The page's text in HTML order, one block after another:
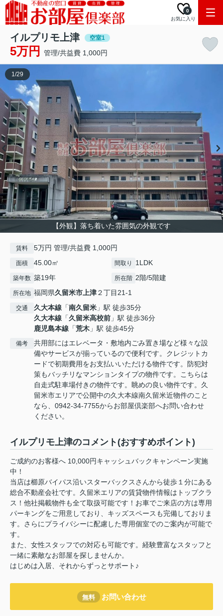
お気に入り
0
イルプリモ上津 空室1
5万円 管理/共益費 1,000円
【外観】落ち着いた雰囲気の外観です
1/29
賃料 5万円 管理/共益費 1,000円
面積 45.00㎡ 間取り 1LDK
築年数 築19年 所在階 2階/5階建
所在地 福岡県久留米市上津２丁目21-1
交通 久大本線 「南久留米 」駅 徒歩35分
久大本線 「久留米高校前 」駅 徒歩36分
鹿児島本線 「荒木 」駅 徒歩45分
備考
共用部にはエレベータ・敷地内ごみ置き場など様々な設
備やサービスが揃っているので便利です。クレジットカ
ードで初期費用をお支払いいただける物件です。防犯対
策もバッチリなマンションタイプの物件です。こちらは
自走式駐車場付きの物件です。眺めの良い物件です。久
留米市エリアで公開中の久大本線南久留米近物件のこと
なら、0942-34-7755からお部屋倶楽部へお問い合わせ
ください。
イルプリモ上津のコメント(おすすめポイント)
ご成約のお客様へ 10,000円キャッシュバックキャンペーン実施
中！
当店は櫛原バイパス沿いスターバックスさんから徒歩１分にある
総合不動産会社です。久留米エリアの賃貸物件情報はトップクラ
ス！他社掲載物件も全て取扱可能です！お車でご来店の方は専用
パーキングをご用意しており、キッズスペースも完備しておりま
す。さらにプライバシーに配慮した専用個室でのご案内が可能で
す。
また、女性スタッフでの対応も可能です。経験豊富なスタッフと
一緒に素敵なお部屋を探しませんか。
はじめは入居、それからずっとサポート♪
無料 お問い合わせ